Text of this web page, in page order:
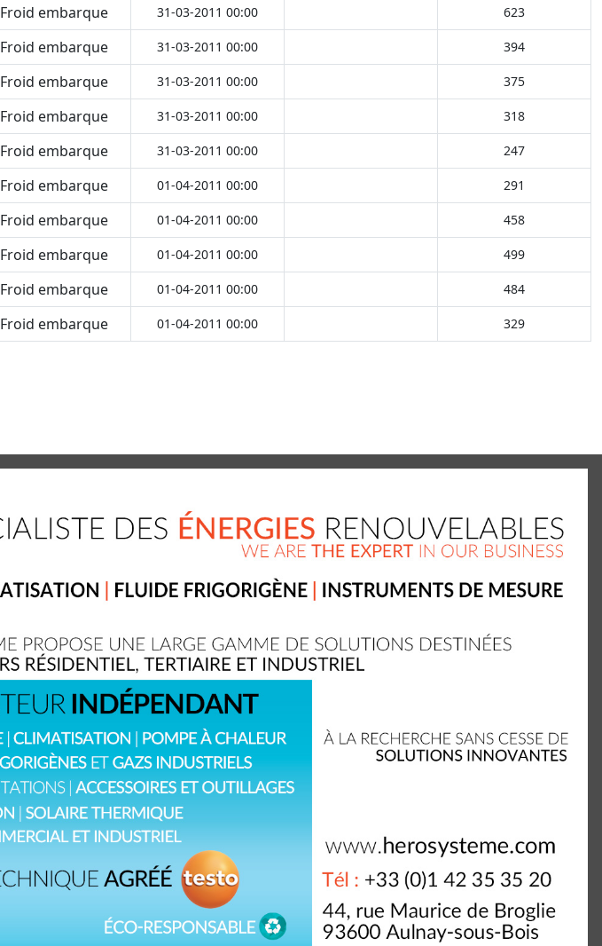
Froid embarque 31-03-2011 00:00 623
Froid embarque 31-03-2011 00:00 394
Froid embarque 31-03-2011 00:00 375
Froid embarque 31-03-2011 00:00 318
Froid embarque 31-03-2011 00:00 247
Froid embarque 01-04-2011 00:00 291
Froid embarque 01-04-2011 00:00 458
Froid embarque 01-04-2011 00:00 499
Froid embarque 01-04-2011 00:00 484
Froid embarque 01-04-2011 00:00 329